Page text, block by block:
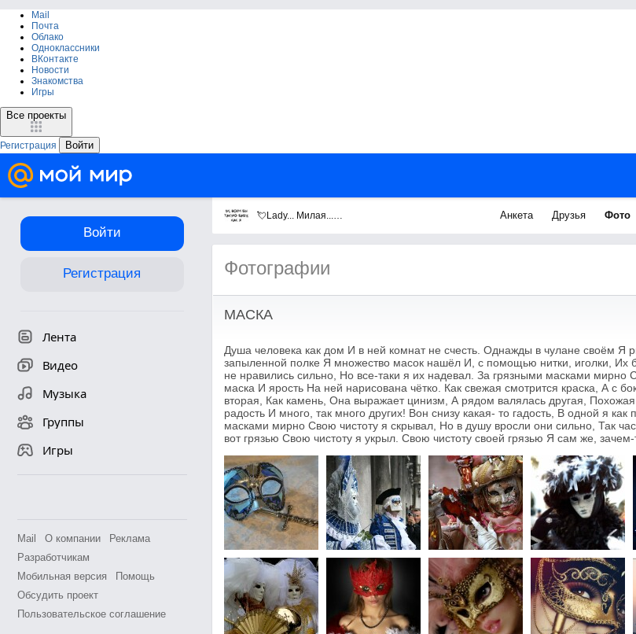
Mail
Почта
Облако
Одноклассники
ВКонтакте
Новости
Знакомства
Игры
Все проекты
Регистрация Войти
Войти
Регистрация
Лента
Видео
Музыка
Группы
Игры
Mail О компании
Реклама
Разработчикам
Мобильная версия
Помощь
Обсудить проект
Пользовательское соглашение
💘Lady... Милая...Нежная💘 Анкета Друзья Фото
Фотографии
МАСКА
Душа человека как дом И в ней комнат не счесть. Однажды в чулане своём Я
запыленной полке Я множество масок нашёл И, с помощью нитки, иголки, Их
не нравились сильно, Но все-таки я их надевал. За грязными масками мирно
маска И ярость На ней нарисована чётко. Как свежая смотрится краска, А с
вторая, Как камень, Она выражает цинизм, А рядом валялась другая,
радость И много, так много других! Вон снизу какая- то гадость, В одной я
масками мирно Свою чистоту я скрывал, Но в душу вросли они сильно, Так
вот грязью Свою чистоту я укрыл. Свою чистоту своей грязью Я сам же, зачем-